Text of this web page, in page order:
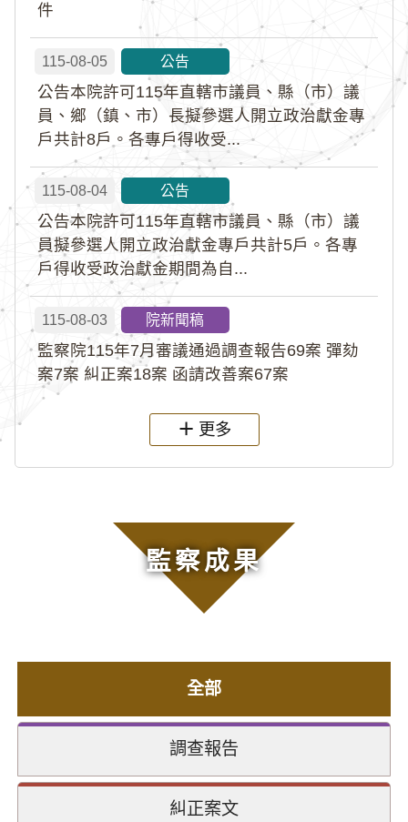
件
115-08-05 公告
公告本院許可115年直轄市議員、縣（市）議
員、鄉（鎮、市）長擬參選人開立政治獻金專
戶共計8戶。各專戶得收受...
115-08-04 公告
公告本院許可115年直轄市議員、縣（市）議
員擬參選人開立政治獻金專戶共計5戶。各專
戶得收受政治獻金期間為自...
115-08-03 院新聞稿
監察院115年7月審議通過調查報告69案 彈劾
案7案 糾正案18案 函請改善案67案
更多
監察成果
全部
調查報告
糾正案文